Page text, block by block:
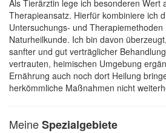
Als Tierärztin lege ich besonderen Wert
Therapieansatz. Hierfür kombiniere ich
Untersuchungs- und
Naturheilkunde. Ich bin davon
sanfter und gut verträglicher
vertrauten, heimischen Umgebung
Ernährung auch noch dort Heilung
herkömmliche Maßnahmen nicht
MeineSpezialgebiete